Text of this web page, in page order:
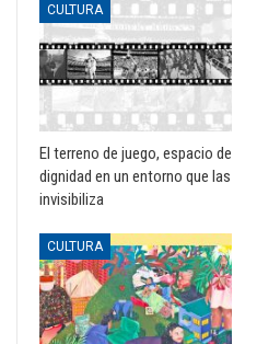
CULTURA
El terreno de juego, espacio de
dignidad en un entorno que las
invisibiliza
CULTURA